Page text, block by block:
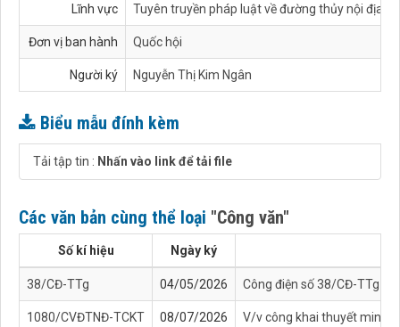
Lĩnh vực Tuyên truyền pháp luật về đường thủy nội địa
Đơn vị ban hành Quốc hội
Người ký Nguyễn Thị Kim Ngân
Biểu mẫu đính kèm
Tải tập tin : Nhấn vào link để tải file
Các văn bản cùng thể loại "Công văn"
Số kí hiệu Ngày ký
38/CĐ-TTg 04/05/2026 Công điện số 38/CĐ-TTg
1080/CVĐTNĐ-TCKT 08/07/2026 V/v công khai thuyết minh